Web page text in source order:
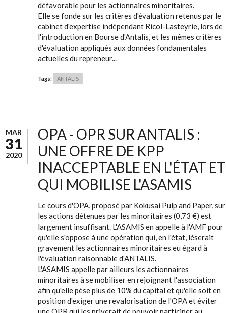
défavorable pour les actionnaires minoritaires.
Elle se fonde sur les critères d'évaluation retenus par le
cabinet d'expertise indépendant Ricol-Lasteyrie, lors de
l'introduction en Bourse d'Antalis, et les mêmes critères
d'évaluation appliqués aux données fondamentales
actuelles du repreneur...
Tags: ANTALIS
MAR
31
2020
OPA - OPR SUR ANTALIS :
UNE OFFRE DE KPP
INACCEPTABLE EN L'ÉTAT ET
QUI MOBILISE L'ASAMIS
Le cours d'OPA, proposé par Kokusai Pulp and Paper, sur
les actions détenues par les minoritaires (0,73 €) est
largement insuffisant. L'ASAMIS en appelle à l'AMF pour
qu'elle s'oppose à une opération qui, en l'état, léserait
gravement les actionnaires minoritaires eu égard à
l'évaluation raisonnable d'ANTALIS.
L'ASAMIS appelle par ailleurs les actionnaires
minoritaires à se mobiliser en rejoignant l'association
afin qu'elle pèse plus de 10% du capital et qu'elle soit en
position d'exiger une revalorisation de l'OPA et éviter